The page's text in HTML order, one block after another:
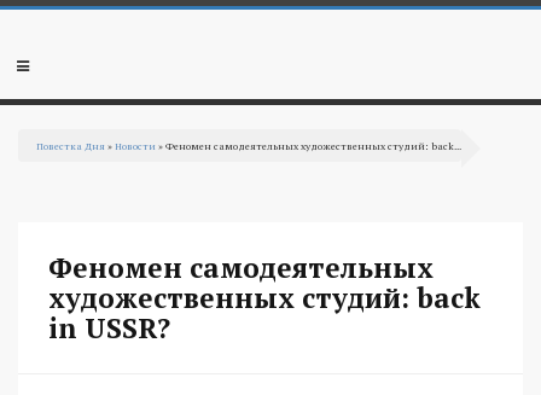
Перейти к основному содержанию
Мобильное
Повестка Дня »Новости » Феномен самодеятельных художественных студий: back...
Феномен самодеятельных
художественных студий: back
in USSR?